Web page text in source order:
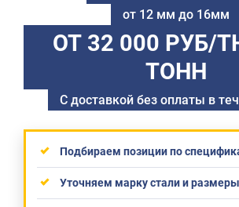
от 12 мм до 16мм
ОТ 32 000 РУБ/
ТОНН
С доставкой без оплаты в
Подбираем позиции по
Уточняем марку стали и размеры